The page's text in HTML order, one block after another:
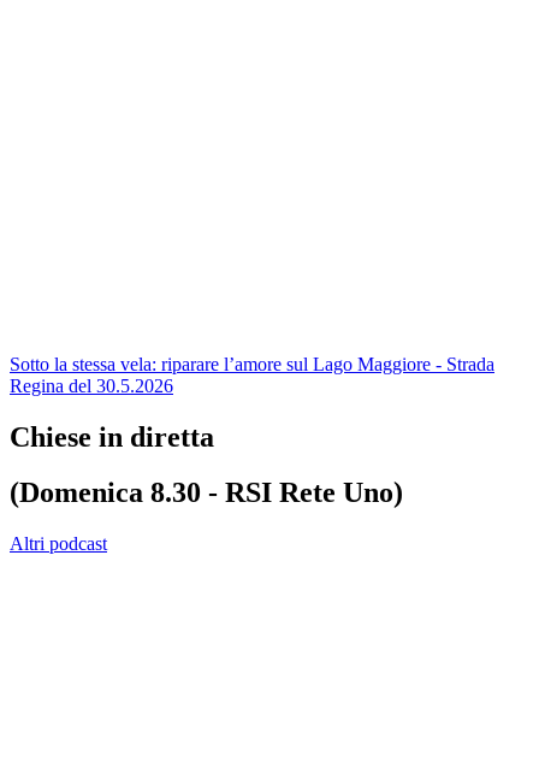
Sotto la stessa vela: riparare l’amore sul Lago Maggiore - Strada
Regina del 30.5.2026
Chiese in diretta
(Domenica 8.30 - RSI Rete Uno)
Altri podcast